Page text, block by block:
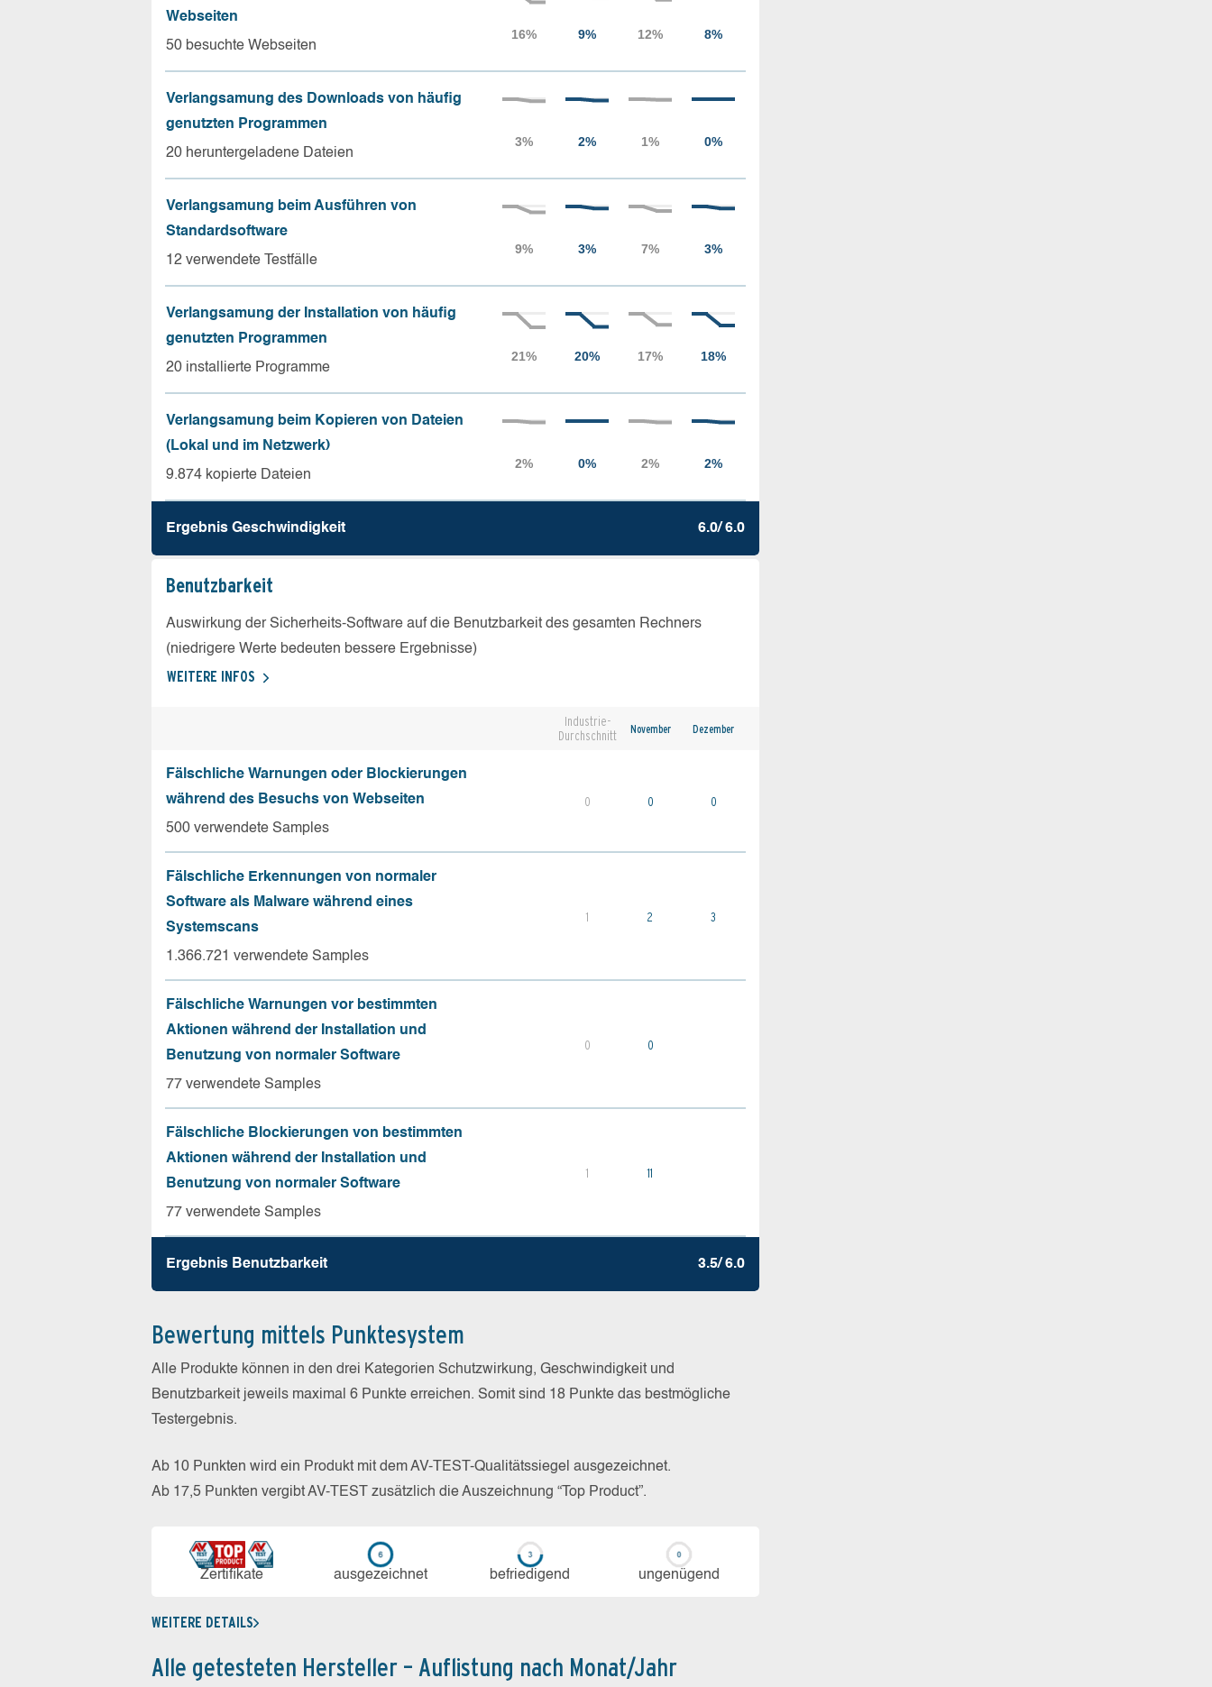
Webseiten
50 besuchte Webseiten
Verlangsamung des Downloads von häufig
genutzten Programmen
20 heruntergeladene Dateien
Verlangsamung beim Ausführen von
Standardsoftware
12 verwendete Testfälle
Verlangsamung der Installation von häufig
genutzten Programmen
20 installierte Programme
Verlangsamung beim Kopieren von Dateien
(Lokal und im Netzwerk)
9.874 kopierte Dateien
Ergebnis Geschw­indigkeit 6.0/ 6.0
Benutz­barkeit
Auswirkung der Sicherheits-Software auf die Benutzbarkeit des gesamten Rechners
(niedrigere Werte bedeuten bessere Ergebnisse)
WEITERE INFOS
Industrie-
Durchschnitt
November Dezember
Fälschliche Warnungen oder Blockierungen
während des Besuchs von Webseiten
500 verwendete Samples
0 0 0
Fälschliche Erkennungen von normaler
Software als Malware während eines
Systemscans
1.366.721 verwendete Samples
1 2 3
Fälschliche Warnungen vor bestimmten
Aktionen während der Installation und
Benutzung von normaler Software
77 verwendete Samples
0 0
Fälschliche Blockierungen von bestimmten
Aktionen während der Installation und
Benutzung von normaler Software
77 verwendete Samples
1 11
Ergebnis Benutz­barkeit 3.5/ 6.0
Bewertung mittels Punktesystem
Alle Produkte können in den drei Kategorien Schutzwirkung, Geschwindigkeit und
Benutzbarkeit jeweils maximal 6 Punkte erreichen. Somit sind 18 Punkte das bestmögliche
Testergebnis.
Ab 10 Punkten wird ein Produkt mit dem AV-TEST-Qualitätssiegel ausgezeichnet.
Ab 17,5 Punkten vergibt AV-TEST zusätzlich die Auszeichnung “Top Product”.
Zerti­fikate aus­ge­zeich­net be­frie­di­gend un­ge­nü­gend
WEITERE DETAILS
Alle getesteten Hersteller – Auflistung nach Monat/Jahr